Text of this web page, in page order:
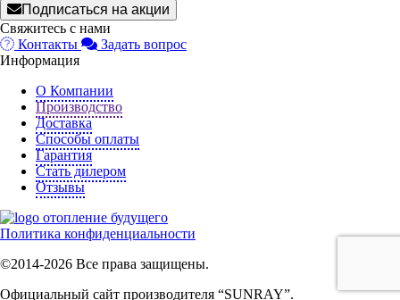
Подписаться на акции
Свяжитесь с нами
Контакты
Задать вопрос
Информация
О Компании
Производство
Доставка
Способы оплаты
Гарантия
Стать дилером
Отзывы
отопление будущего
Политика конфиденциальности
©2014-2026 Все права защищены.
Официальный сайт производителя “SUNRAY”.